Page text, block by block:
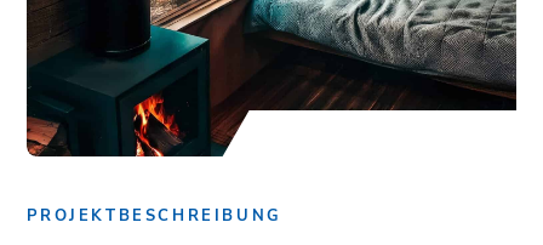
PROJEKTBESCHREIBUNG